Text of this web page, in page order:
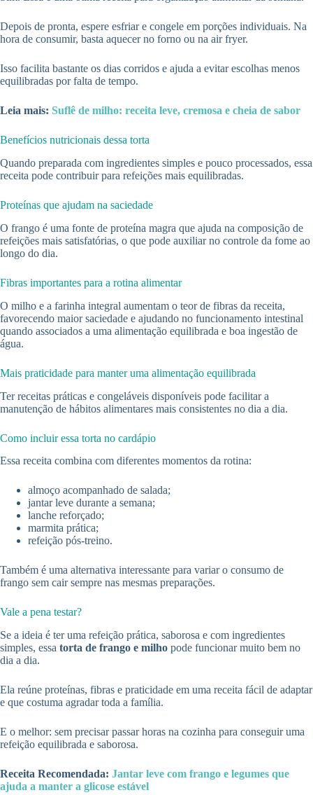
Depois de pronta, espere esfriar e congele em porções individuais. Na
hora de consumir, basta aquecer no forno ou na air fryer.
Isso facilita bastante os dias corridos e ajuda a evitar escolhas menos
equilibradas por falta de tempo.
Leia mais: Suflê de milho: receita leve, cremosa e cheia de sabor
Benefícios nutricionais dessa torta
Quando preparada com ingredientes simples e pouco processados, essa
receita pode contribuir para refeições mais equilibradas.
Proteínas que ajudam na saciedade
O frango é uma fonte de proteína magra que ajuda na composição de
refeições mais satisfatórias, o que pode auxiliar no controle da fome ao
longo do dia.
Fibras importantes para a rotina alimentar
O milho e a farinha integral aumentam o teor de fibras da receita,
favorecendo maior saciedade e ajudando no funcionamento intestinal
quando associados a uma alimentação equilibrada e boa ingestão de
água.
Mais praticidade para manter uma alimentação equilibrada
Ter receitas práticas e congeláveis disponíveis pode facilitar a
manutenção de hábitos alimentares mais consistentes no dia a dia.
Como incluir essa torta no cardápio
Essa receita combina com diferentes momentos da rotina:
almoço acompanhado de salada;
jantar leve durante a semana;
lanche reforçado;
marmita prática;
refeição pós-treino.
Também é uma alternativa interessante para variar o consumo de
frango sem cair sempre nas mesmas preparações.
Vale a pena testar?
Se a ideia é ter uma refeição prática, saborosa e com ingredientes
simples, essa torta de frango e milho pode funcionar muito bem no
dia a dia.
Ela reúne proteínas, fibras e praticidade em uma receita fácil de adaptar
e que costuma agradar toda a família.
E o melhor: sem precisar passar horas na cozinha para conseguir uma
refeição equilibrada e saborosa.
Receita Recomendada: Jantar leve com frango e legumes que
ajuda a manter a glicose estável